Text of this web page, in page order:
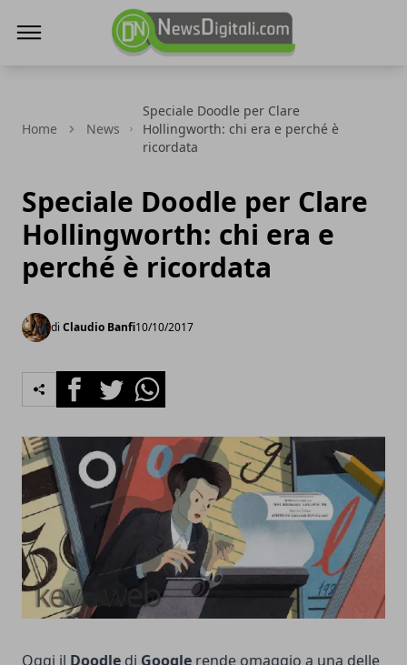
Home News
Speciale Doodle per Clare
Hollingworth: chi era e perché è
ricordata
Speciale Doodle per Clare
Hollingworth: chi era e
perché è ricordata
di Claudio Banfi10/10/2017
FacebookTwitterWhatsapp
Oggi il Doodle di Google rende omaggio a una delle